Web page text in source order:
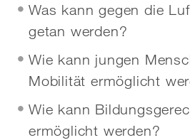
Was kann gegen die
getan werden?
Wie kann jungen
Mobilität ermöglicht
Wie kann
ermöglicht werden?